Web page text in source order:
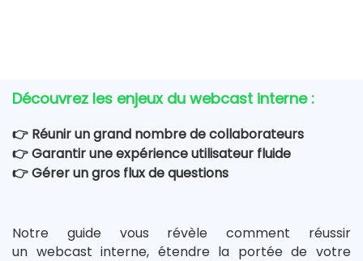
Découvrez les enjeux du webcast interne :
👉​ Réunir un grand nombre de collaborateurs
👉​ Garantir une expérience utilisateur fluide
👉​ Gérer un gros flux de questions
Notre guide vous révèle comment réussir
un webcast interne, étendre la portée de votre